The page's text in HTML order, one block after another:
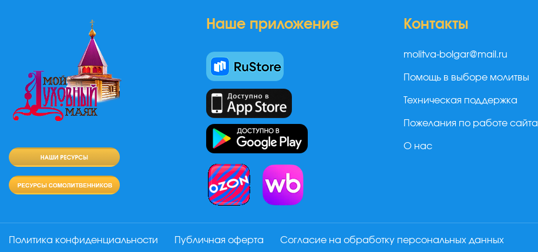
Наше приложение Контакты
molitva-bolgar@mail.ru
Помощь в выборе молитвы
Техническая поддержка
Пожелания по работе сайта
О нас
Политика конфиденциальности Публичная оферта Согласие на обработку персональных данных